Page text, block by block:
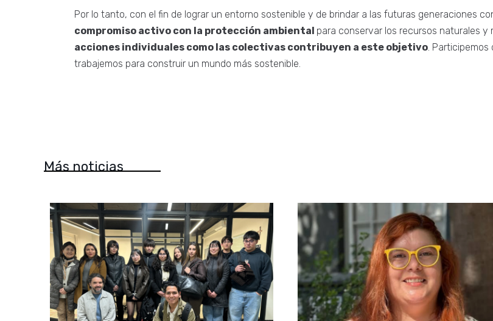
Por lo tanto, con el fin de lograr un entorno sostenible y de brindar a las futuras generaciones
compromiso activo con la protección ambiental para conservar los recursos naturales
acciones individuales como las colectivas contribuyen a este objetivo.
trabajemos para construir un mundo más sostenible.
Más noticias